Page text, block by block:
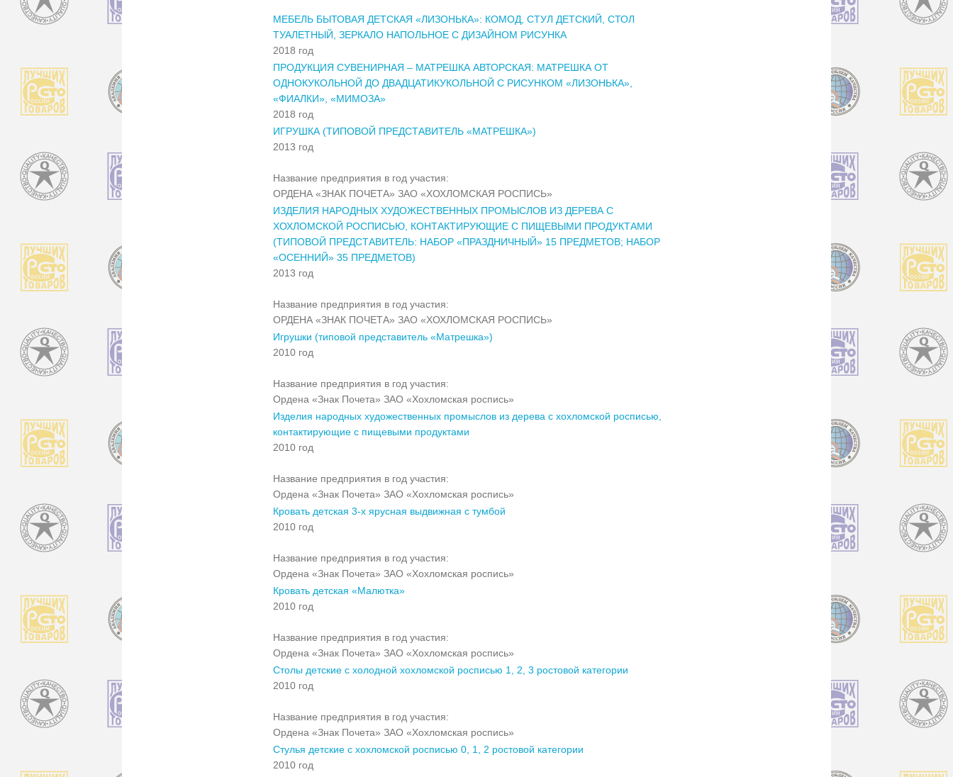
МЕБЕЛЬ БЫТОВАЯ ДЕТСКАЯ «ЛИЗОНЬКА»: КОМОД, СТУЛ ДЕТСКИЙ, СТОЛ
ТУАЛЕТНЫЙ, ЗЕРКАЛО НАПОЛЬНОЕ С ДИЗАЙНОМ РИСУНКА
2018 год
ПРОДУКЦИЯ СУВЕНИРНАЯ – МАТРЕШКА АВТОРСКАЯ: МАТРЕШКА ОТ
ОДНОКУКОЛЬНОЙ ДО ДВАДЦАТИКУКОЛЬНОЙ С РИСУНКОМ «ЛИЗОНЬКА»,
«ФИАЛКИ», «МИМОЗА»
2018 год
ИГРУШКА (ТИПОВОЙ ПРЕДСТАВИТЕЛЬ «МАТРЕШКА»)
2013 год
Название предприятия в год участия:
ОРДЕНА «ЗНАК ПОЧЕТА» ЗАО «ХОХЛОМСКАЯ РОСПИСЬ»
ИЗДЕЛИЯ НАРОДНЫХ ХУДОЖЕСТВЕННЫХ ПРОМЫСЛОВ ИЗ ДЕРЕВА С
ХОХЛОМСКОЙ РОСПИСЬЮ, КОНТАКТИРУЮЩИЕ С ПИЩЕВЫМИ ПРОДУКТАМИ
(ТИПОВОЙ ПРЕДСТАВИТЕЛЬ: НАБОР «ПРАЗДНИЧНЫЙ» 15 ПРЕДМЕТОВ; НАБОР
«ОСЕННИЙ» 35 ПРЕДМЕТОВ)
2013 год
Название предприятия в год участия:
ОРДЕНА «ЗНАК ПОЧЕТА» ЗАО «ХОХЛОМСКАЯ РОСПИСЬ»
Игрушки (типовой представитель «Матрешка»)
2010 год
Название предприятия в год участия:
Ордена «Знак Почета» ЗАО «Хохломская роспись»
Изделия народных художественных промыслов из дерева с хохломской росписью,
контактирующие с пищевыми продуктами
2010 год
Название предприятия в год участия:
Ордена «Знак Почета» ЗАО «Хохломская роспись»
Кровать детская 3-х ярусная выдвижная с тумбой
2010 год
Название предприятия в год участия:
Ордена «Знак Почета» ЗАО «Хохломская роспись»
Кровать детская «Малютка»
2010 год
Название предприятия в год участия:
Ордена «Знак Почета» ЗАО «Хохломская роспись»
Столы детские с холодной хохломской росписью 1, 2, 3 ростовой категории
2010 год
Название предприятия в год участия:
Ордена «Знак Почета» ЗАО «Хохломская роспись»
Стулья детские с хохломской росписью 0, 1, 2 ростовой категории
2010 год